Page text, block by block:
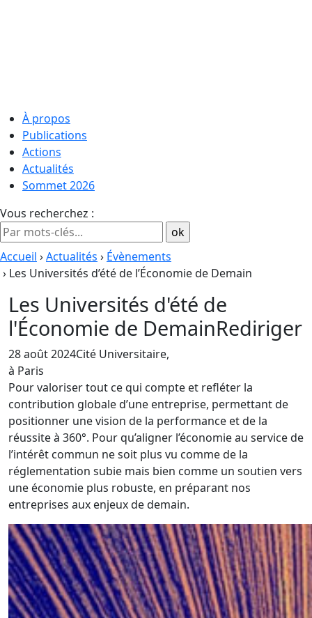
À propos
Publications
Actions
Actualités
Sommet 2026
Vous recherchez :
Accueil ›Actualités › Évènements
› Les Universités d’été de l’Économie de Demain
Les Universités d'été de
l'Économie de DemainRediriger
28 août 2024Cité Universitaire,
à Paris
Pour valoriser tout ce qui compte et refléter la
contribution globale d’une entreprise, permettant de
positionner une vision de la performance et de la
réussite à 360°. Pour qu’aligner l’économie au service de
l’intérêt commun ne soit plus vu comme de la
réglementation subie mais bien comme un soutien vers
une économie plus robuste, en préparant nos
entreprises aux enjeux de demain.